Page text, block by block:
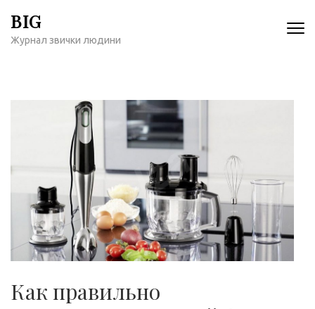
содержимому
BIG
Журнал звички людини
Как правильно